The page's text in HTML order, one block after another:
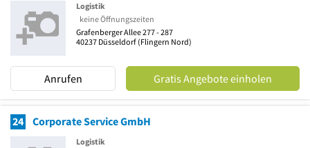
Logistik
keine Öffnungszeiten
Grafenberger Allee 277 - 287
40237 Düsseldorf (Flingern Nord)
Anrufen Gratis Angebote einholen
24 Corporate Service GmbH
Logistik